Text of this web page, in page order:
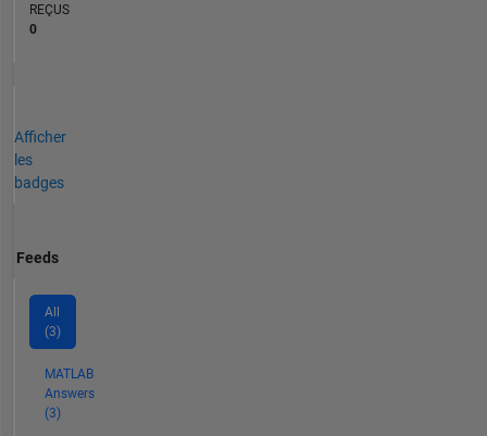
REÇUS
0
Afficher
les
badges
Feeds
All
(3)
MATLAB
Answers
(3)